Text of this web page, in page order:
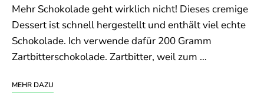
Mehr Schokolade geht wirklich nicht! Dieses cremige
Dessert ist schnell hergestellt und enthält viel echte
Schokolade. Ich verwende dafür 200 Gramm
Zartbitterschokolade. Zartbitter, weil zum …
MEHR DAZU